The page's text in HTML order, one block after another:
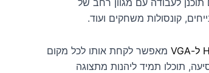
לעבודה עם מגוון רחב של
קונסולות משחקים ועוד.
מאפשר לקחת אותו לכל מקום
תוכלו תמיד ליהנות מתצוגה